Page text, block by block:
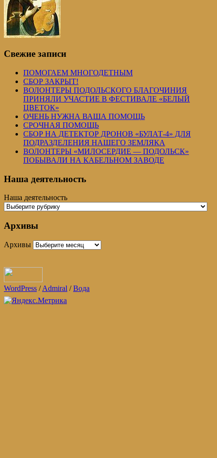
Свежие записи
ПОМОГАЕМ МНОГОДЕТНЫМ
СБОР ЗАКРЫТ!
ВОЛОНТЕРЫ ПОДОЛЬСКОГО БЛАГОЧИНИЯ
ПРИНЯЛИ УЧАСТИЕ В ФЕСТИВАЛЕ «БЕЛЫЙ
ЦВЕТОК»
ОЧЕНЬ НУЖНА ВАША ПОМОЩЬ
СРОЧНАЯ ПОМОЩЬ
СБОР НА ДЕТЕКТОР ДРОНОВ «БУЛАТ-4» ДЛЯ
ПОДРАЗДЕЛЕНИЯ НАШЕГО ЗЕМЛЯКА
ВОЛОНТЕРЫ «МИЛОСЕРДИЕ — ПОДОЛЬСК»
ПОБЫВАЛИ НА КАБЕЛЬНОМ ЗАВОДЕ
Наша деятельность
Наша деятельность
Архивы
Архивы
WordPress /Admiral /Вода